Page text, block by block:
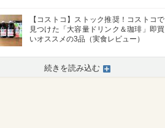
【コストコ】ストック推奨！コストコで
見つけた「大容量ドリンク＆珈琲」即買
いオススメの3品（実食レビュー）
続きを読み込む